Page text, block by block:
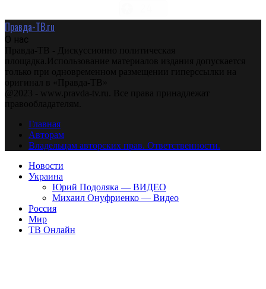
Правда-ТВ.ru
О нас
Правда-ТВ - Дискуссионно политическая
площадка.Использование материалов издания допускается
только при одновременном размещении гиперссылки на
оригинал в «Правда-ТВ»
@2023 - www.pravda-tv.ru. Все права принадлежат
правообладателям.
Главная
Авторам
Владельцам авторских прав. Ответственности.
Новости
Украина
Юрий Подоляка — ВИДЕО
Михаил Онуфриенко — Видео
Россия
Мир
ТВ Онлайн